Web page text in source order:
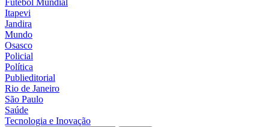
Futebol Mundial
Itapevi
Jandira
Mundo
Osasco
Policial
Política
Publieditorial
Rio de Janeiro
São Paulo
Saúde
Tecnologia e Inovação